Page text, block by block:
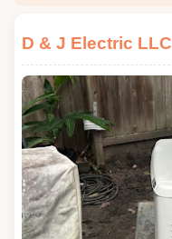
D & J Electric LLC